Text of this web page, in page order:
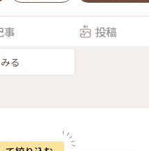
事 投稿
る